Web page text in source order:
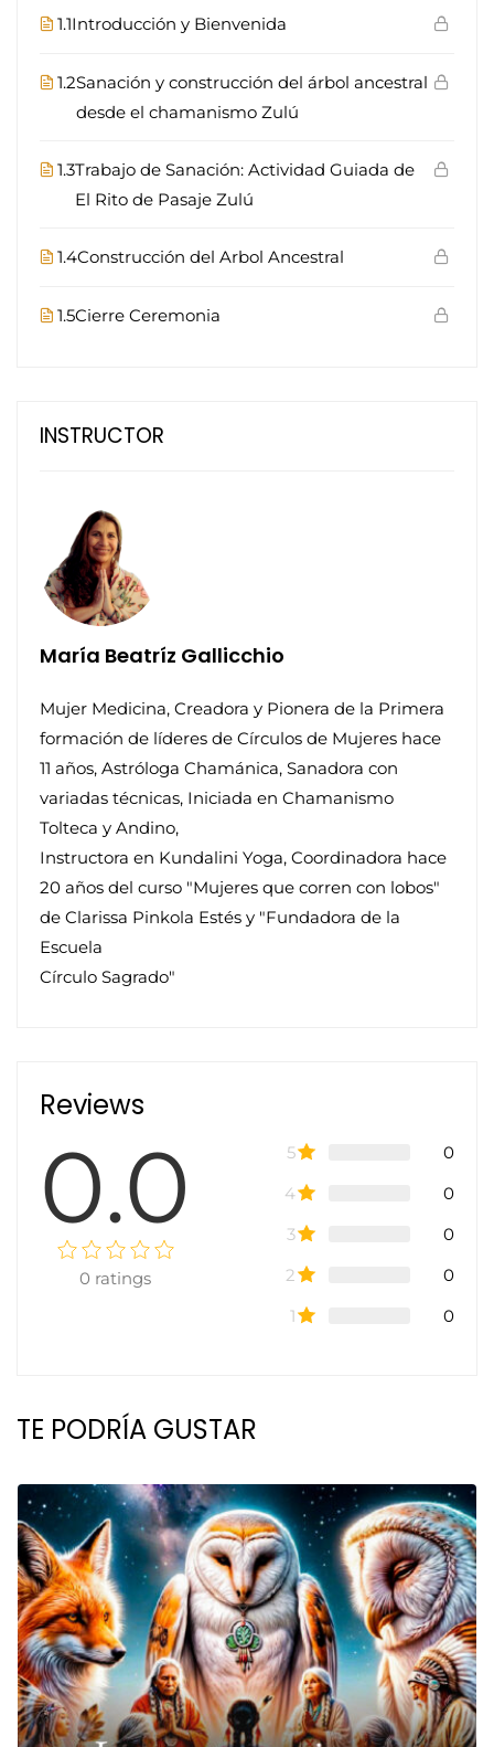
1.1Introducción y Bienvenida
1.2Sanación y construcción del árbol ancestral
desde el chamanismo Zulú
1.3Trabajo de Sanación: Actividad Guiada de
El Rito de Pasaje Zulú
1.4Construcción del Arbol Ancestral
1.5Cierre Ceremonia
INSTRUCTOR
María Beatríz Gallicchio
Mujer Medicina, Creadora y Pionera de la Primera
formación de líderes de Círculos de Mujeres hace
11 años, Astróloga Chamánica, Sanadora con
variadas técnicas, Iniciada en Chamanismo
Tolteca y Andino,
Instructora en Kundalini Yoga, Coordinadora hace
20 años del curso "Mujeres que corren con lobos"
de Clarissa Pinkola Estés y "Fundadora de la
Escuela
Círculo Sagrado"
Reviews
0.0
0 ratings
5
0
4
0
3
0
2
0
1
0
TE PODRÍA GUSTAR